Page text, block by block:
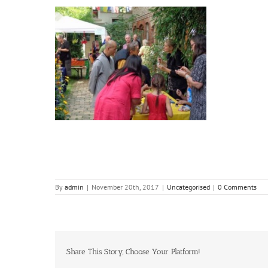
By admin | November 20th, 2017 | Uncategorised | 0 Comments
Share This Story, Choose Your Platform!